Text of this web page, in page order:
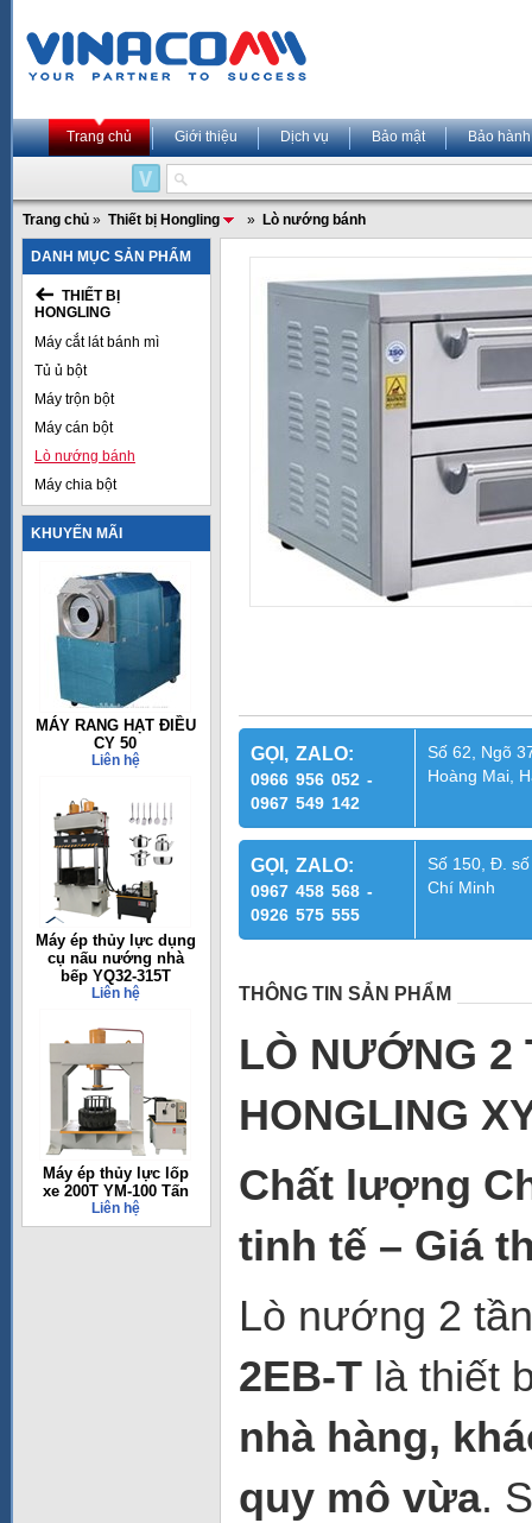
Trang chủ Giới thiệu Dịch vụ Bảo mật Bảo hành
Trang chủ » Thiết bị Hongling » Lò nướng bánh
DANH MỤC SẢN PHẨM
THIẾT BỊ
HONGLING
Máy cắt lát bánh mì
Tủ ủ bột
Máy trộn bột
Máy cán bột
Lò nướng bánh
Máy chia bột
KHUYẾN MÃI
MÁY RANG HẠT ĐIỀU
CY 50
Liên hệ
Máy ép thủy lực dụng
cụ nấu nướng nhà
bếp YQ32-315T
Liên hệ
Máy ép thủy lực lốp
xe 200T YM-100 Tấn
Liên hệ
GỌI, ZALO:
0966 956 052 -
0967 549 142
Số 62, Ngõ
Hoàng Mai,
GỌI, ZALO:
0967 458 568 -
0926 575 555
Số 150, Đ.
Chí Minh
THÔNG TIN SẢN PHẨM
LÒ NƯỚNG 2
HONGLING
Chất lượng
tinh tế – Giá
Lò nướng 2
2EB-T là thiết
nhà hàng,
quy mô vừa.